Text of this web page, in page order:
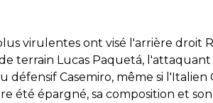
virulentes ont visé l'arrière droit
terrain Lucas Paquetá,
défensif Casemiro, même si l'Italien
été épargné, sa composition et